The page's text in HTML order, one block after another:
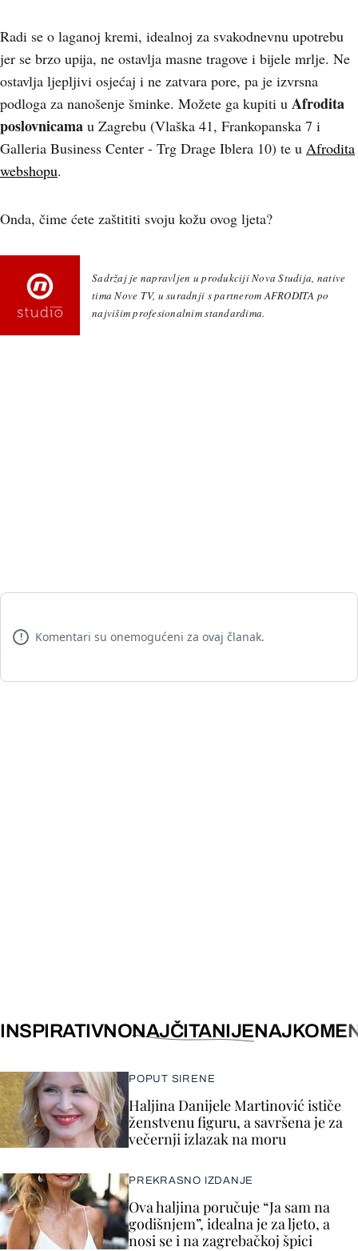
Radi se o laganoj kremi, idealnoj za svakodnevnu upotrebu
jer se brzo upija, ne ostavlja masne tragove i bijele mrlje. Ne
ostavlja ljepljivi osjećaj i ne zatvara pore, pa je izvrsna
podloga za nanošenje šminke. Možete ga kupiti u Afrodita
poslovnicama u Zagrebu (Vlaška 41, Frankopanska 7 i
Galleria Business Center - Trg Drage Iblera 10) te u Afrodita
webshopu.
Onda, čime ćete zaštititi svoju kožu ovog ljeta?
Sadržaj je napravljen u produkciji Nova Studija, native
tima Nove TV, u suradnji s partnerom AFRODITA po
najvišim profesionalnim standardima.
! Komentari su onemogućeni za ovaj članak.
INSPIRATIVNONAJČITANIJE
POPUT SIRENE
Haljina Danijele Martinović ističe
ženstvenu figuru, a savršena je za
večernji izlazak na moru
PREKRASNO IZDANJE
Ova haljina poručuje “Ja sam na
godišnjem”, idealna je za ljeto, a
nosi se i na zagrebačkoj špici